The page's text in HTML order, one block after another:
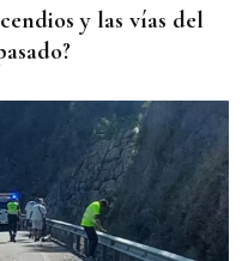
y las vías del